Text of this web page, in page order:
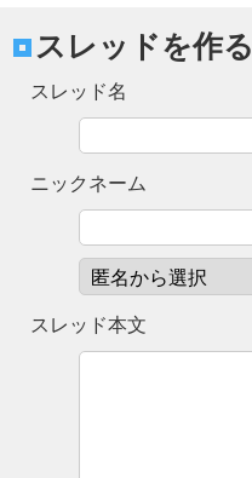
スレッドを作る
スレッド名
ニックネーム
スレッド本文